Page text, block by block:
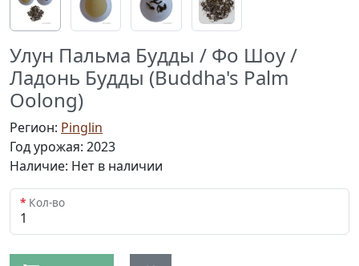
Улун Пальма Будды / Фо Шоу /
Ладонь Будды (Buddha's Palm
Oolong)
Регион: Pinglin
Год урожая: 2023
Наличие: Нет в наличии
Кол-во